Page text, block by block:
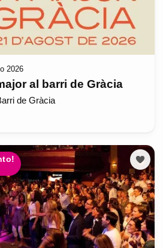
2026
al barri de Gràcia
de Gràcia